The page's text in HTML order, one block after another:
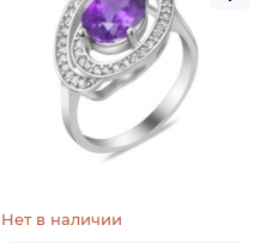
Нет в наличии